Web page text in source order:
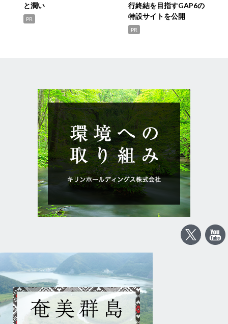
と潤い
PR
行終結を目指すGAP6の
特設サイトを公開
PR